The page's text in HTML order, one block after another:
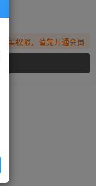
买权限，请先开通会员